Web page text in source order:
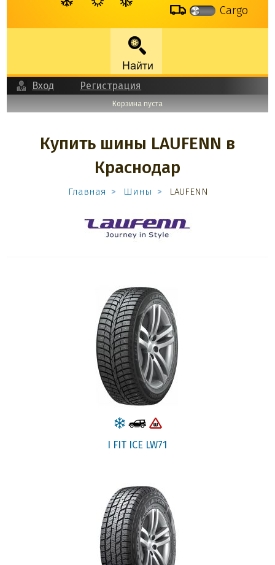
Cargo
Вход Регистрация
Корзина пуста
Купить шины LAUFENN в
Краснодар
Главная Шины LAUFENN
I FIT ICE LW71